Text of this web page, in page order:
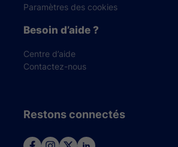
Paramètres des cookies
Besoin d’aide ?
Centre d’aide
Contactez-nous
Restons connectés